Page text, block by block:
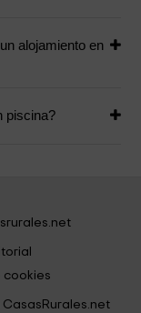
alojamiento en
piscina?
cookies